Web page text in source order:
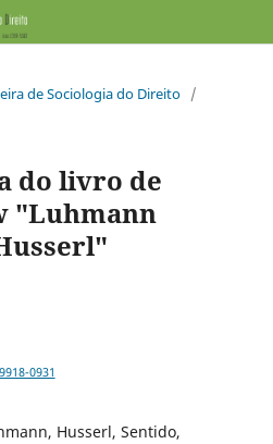
de Sociologia do Direito /
do livro de
"Luhmann
0931
Husserl, Sentido,